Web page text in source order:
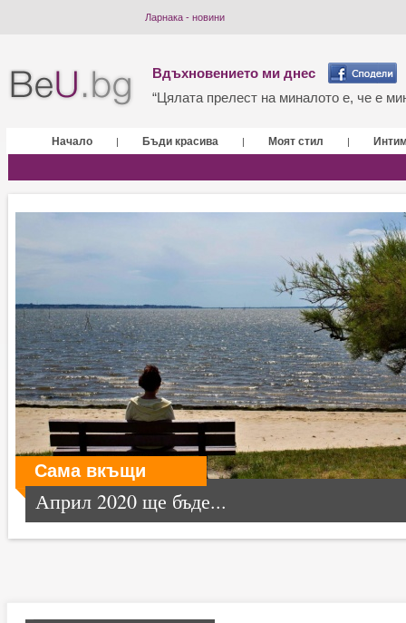
Ларнака - новини
Вдъхновението ми днес
“Цялата прелест на миналото е, че е
Начало | Бъди красива | Моят стил |
Сама вкъщи
Април 2020 ще бъде...